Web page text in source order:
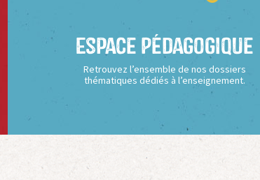
Espace Pédagogique
Retrouvez l’ensemble de nos dossiers
thématiques dédiés à l’enseignement.